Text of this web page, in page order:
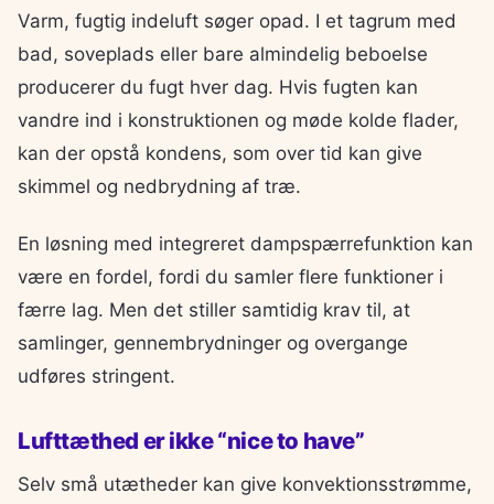
Varm, fugtig indeluft søger opad. I et tagrum med
bad, soveplads eller bare almindelig beboelse
producerer du fugt hver dag. Hvis fugten kan
vandre ind i konstruktionen og møde kolde flader,
kan der opstå kondens, som over tid kan give
skimmel og nedbrydning af træ.
En løsning med integreret dampspærrefunktion kan
være en fordel, fordi du samler flere funktioner i
færre lag. Men det stiller samtidig krav til, at
samlinger, gennembrydninger og overgange
udføres stringent.
Lufttæthed er ikke “nice to have”
Selv små utætheder kan give konvektionsstrømme,